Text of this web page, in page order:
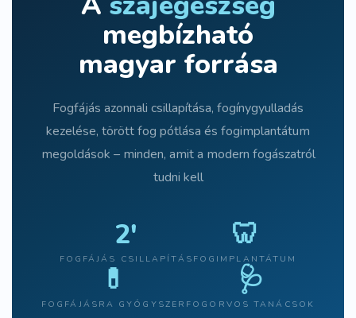
megbízható
magyar forrása
Fogfájás azonnali csillapítása, fogínygyulladás
kezelése, törött fog pótlása és fogimplantátum
megoldások – minden, amit a modern fogászatról
tudni kell
2'
FOGFÁJÁS CSILLAPÍTÁS
🦷
FOGIMPLANTÁTUM
💊
FOGFÁJÁSRA GYÓGYSZER
🩺
FOGORVOS TANÁCSOK